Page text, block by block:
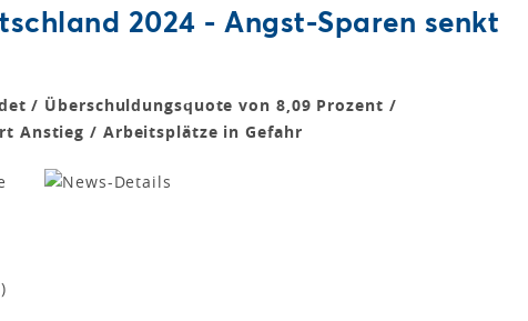
2024 - Angst-Sparen senkt
/ Überschuldungsquote von 8,09 Prozent /
Anstieg / Arbeitsplätze in Gefahr